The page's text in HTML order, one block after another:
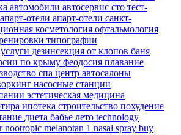
автомобили автосервис сто тест-
апарт-отели апарт-отели санкт-
косметология офтальмология
типографии
дезинсекция от клопов баня
по крыму феодосия плавание
спа центр автосалоны
насосные станции
эстетическая медицина
ипотека строительство похудение
диета бабье лето technology
nootropic melanotan 1 nasal spray buy